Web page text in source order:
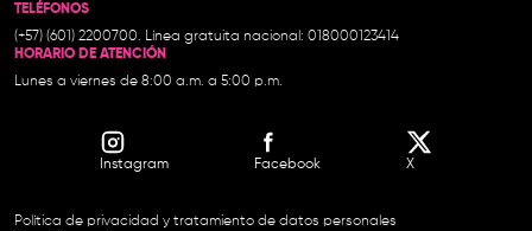
TELÉFONOS
(+57) (601) 2200700. Línea gratuita nacional: 018000123414
HORARIO DE ATENCIÓN
Lunes a viernes de 8:00 a.m. a 5:00 p.m.
Instagram Facebook X
Política de privacidad y tratamiento de datos personales